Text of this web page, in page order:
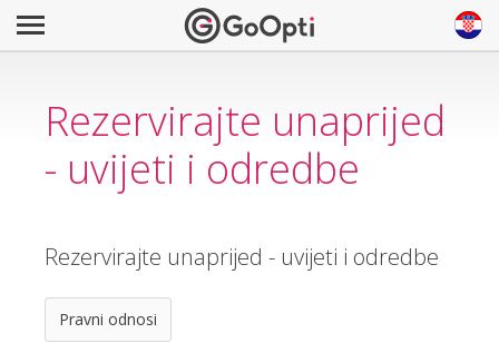
Rezervirajte unaprijed
- uvijeti i odredbe
Rezervirajte unaprijed - uvijeti i odredbe
Pravni odnosi